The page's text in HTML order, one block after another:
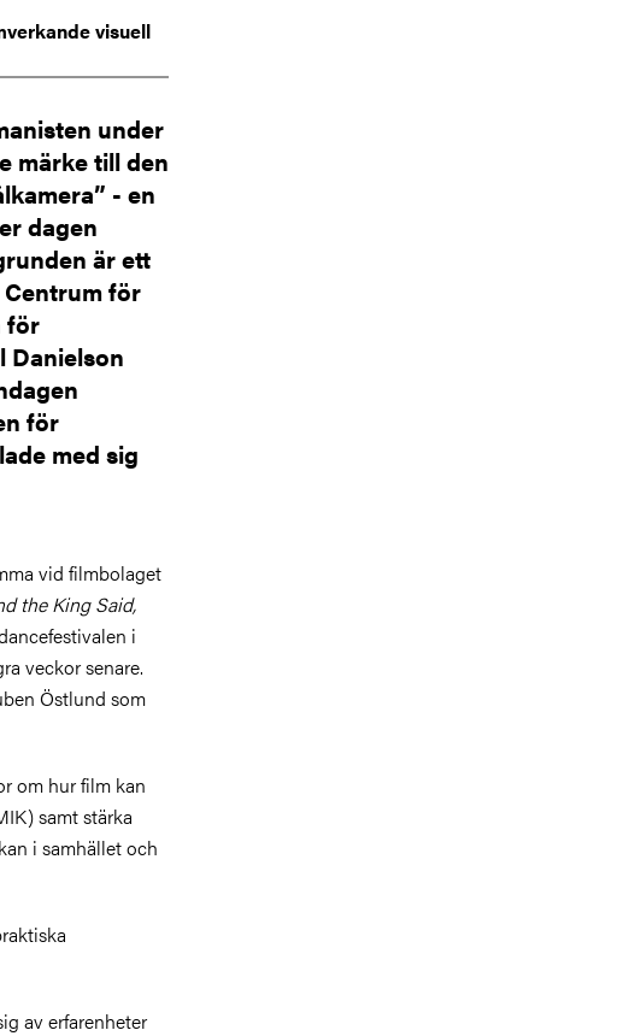
visuell
under
märke till den
- en
dagen
är ett
Centrum för
för
Danielson
för
med sig
vid filmbolaget
the King Said,
i
veckor senare.
Östlund som
om hur film kan
samt stärka
i samhället och
av erfarenheter